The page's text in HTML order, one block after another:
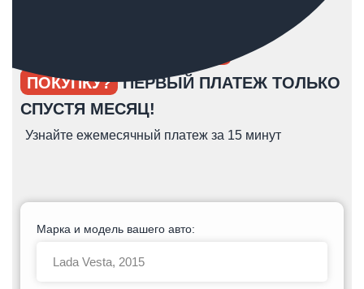
ПОКУПКУ? ПЕРВЫЙ ПЛАТЕЖ ТОЛЬКО
СПУСТЯ МЕСЯЦ!
Узнайте ежемесячный платеж за 15 минут
Марка и модель вашего авто: